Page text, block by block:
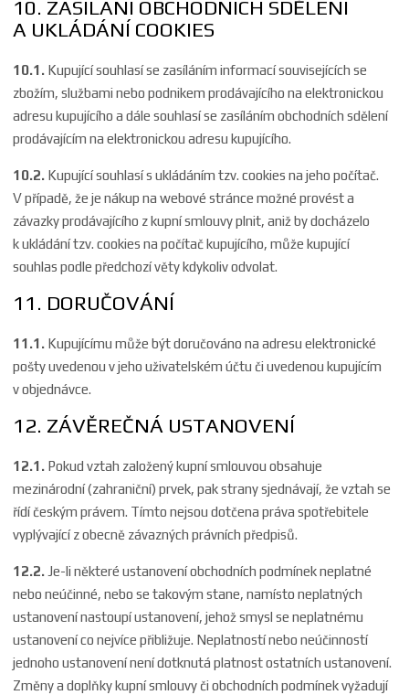
10. ZASÍLÁNÍ OBCHODNÍCH SDĚLENÍ
A UKLÁDÁNÍ COOKIES
10.1. Kupující souhlasí se zasíláním informací souvisejících se
zbožím, službami nebo podnikem prodávajícího na elektronickou
adresu kupujícího a dále souhlasí se zasíláním obchodních sdělení
prodávajícím na elektronickou adresu kupujícího.
10.2. Kupující souhlasí s ukládáním tzv. cookies na jeho počítač.
V případě, že je nákup na webové stránce možné provést a
závazky prodávajícího z kupní smlouvy plnit, aniž by docházelo
k ukládání tzv. cookies na počítač kupujícího, může kupující
souhlas podle předchozí věty kdykoliv odvolat.
11. DORUČOVÁNÍ
11.1. Kupujícímu může být doručováno na adresu elektronické
pošty uvedenou v jeho uživatelském účtu či uvedenou kupujícím
v objednávce.
12. ZÁVĚREČNÁ USTANOVENÍ
12.1. Pokud vztah založený kupní smlouvou obsahuje
mezinárodní (zahraniční) prvek, pak strany sjednávají, že vztah se
řídí českým právem. Tímto nejsou dotčena práva spotřebitele
vyplývající z obecně závazných právních předpisů.
12.2. Je-li některé ustanovení obchodních podmínek neplatné
nebo neúčinné, nebo se takovým stane, namísto neplatných
ustanovení nastoupí ustanovení, jehož smysl se neplatnému
ustanovení co nejvíce přibližuje. Neplatností nebo neúčinností
jednoho ustanovení není dotknutá platnost ostatních ustanovení.
Změny a doplňky kupní smlouvy či obchodních podmínek vyžadují